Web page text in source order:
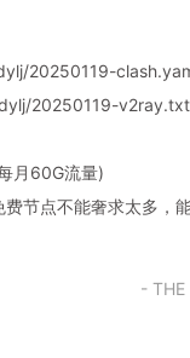
20250119-
20250119-v2ray.txt
月60G流量)
节点不能奢求太多，
-